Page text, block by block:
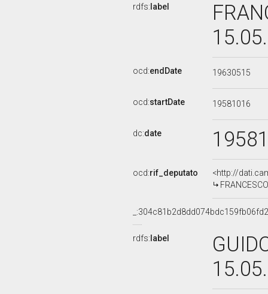
rdfs: label
ocd:endDate 19630515
ocd:startDate 19581016
dc:date
ocd:rif_deputato
<http://
rdfs: label